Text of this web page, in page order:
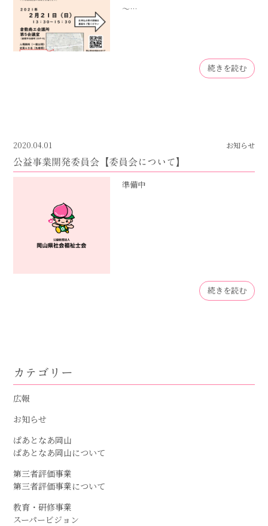
～…
続きを読む
2020.04.01 お知らせ
公益事業開発委員会【委員会について】
準備中
続きを読む
カテゴリー
広報
お知らせ
ぱあとなあ岡山
ぱあとなあ岡山について
第三者評価事業
第三者評価事業について
教育・研修事業
スーパービジョン